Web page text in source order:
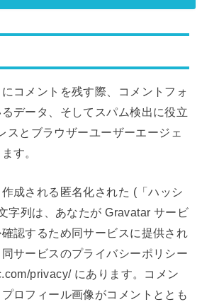
コメントを残す際、コメントフォ
データ、そしてスパム検出に役立
スとブラウザーユーザーエージェ
す。
成される匿名化された (「ハッシ
字列は、あなたが Gravatar サービ
認するため同サービスに提供され
サービスのプライバシーポリシー
privacy/ にあります。コメン
ロフィール画像がコメントととも